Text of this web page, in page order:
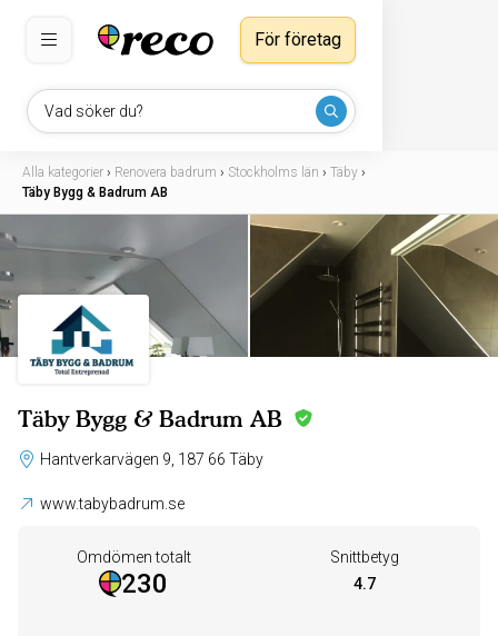
Vad söker du?
För företag
Alla kategorier › Renovera badrum › Stockholms län › Täby ›
Täby Bygg & Badrum AB
Täby Bygg & Badrum AB
Hantverkarvägen 9, 187 66 Täby
www.tabybadrum.se
Omdömen totalt
230
Snittbetyg
4.7